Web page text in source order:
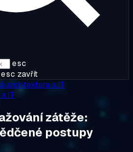
esc
esc zavřít
architektura a IT
IT
zátěže:
postupy